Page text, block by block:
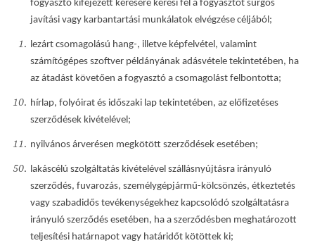
fogyasztó kifejezett kérésére keresi fel a fogyasztót sürgős
javítási vagy karbantartási munkálatok elvégzése céljából;
lezárt csomagolású hang-, illetve képfelvétel, valamint
számítógépes szoftver példányának adásvétele tekintetében, ha
az átadást követően a fogyasztó a csomagolást felbontotta;
hírlap, folyóirat és időszaki lap tekintetében, az előfizetéses
szerződések kivételével;
nyilvános árverésen megkötött szerződések esetében;
lakáscélú szolgáltatás kivételével szállásnyújtásra irányuló
szerződés, fuvarozás, személygépjármű-kölcsönzés, étkeztetés
vagy szabadidős tevékenységekhez kapcsolódó szolgáltatásra
irányuló szerződés esetében, ha a szerződésben meghatározott
teljesítési határnapot vagy határidőt kötöttek ki;